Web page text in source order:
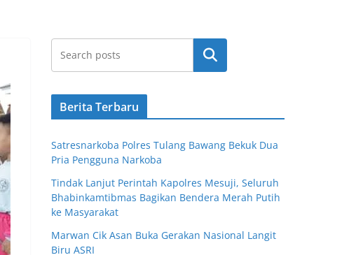
Cari
Berita Terbaru
Satresnarkoba Polres Tulang Bawang Bekuk Dua
Pria Pengguna Narkoba
Tindak Lanjut Perintah Kapolres Mesuji, Seluruh
Bhabinkamtibmas Bagikan Bendera Merah Putih
ke Masyarakat
Marwan Cik Asan Buka Gerakan Nasional Langit
Biru ASRI